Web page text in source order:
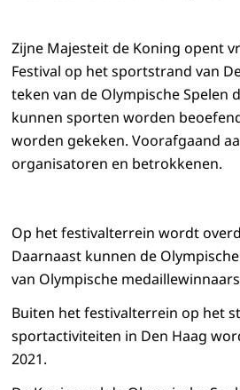
Zijne Majesteit de Koning opent
Festival op het sportstrand van
teken van de Olympische Spelen
kunnen sporten worden
worden gekeken. Voorafgaand
organisatoren en betrokkenen.
Op het festivalterrein wordt
Daarnaast kunnen de
van Olympische
Buiten het festivalterrein op het
sportactiviteiten in Den Haag
2021.